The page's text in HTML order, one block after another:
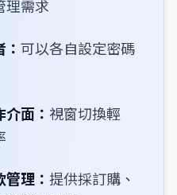
理需求
可以各自設定密碼
面： 視窗切換輕
理： 提供採訂購、